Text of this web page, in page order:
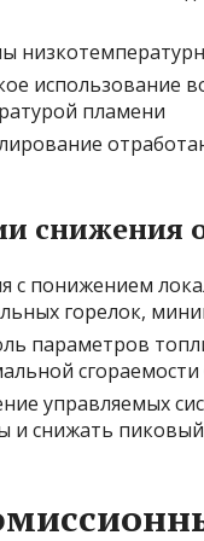
использование
пламени
снижения
с понижением
горелок,
параметров
управляемых
и снижать пиковый